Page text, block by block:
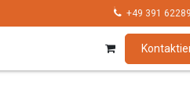
Kollektionen +49 391